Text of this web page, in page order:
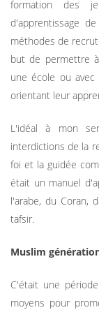
formation des
d'apprentissage
méthodes de
but de permettre
une école ou
orientant leur
L'idéal à mon
interdictions de la
foi et la guidée
était un manuel
l'arabe, du Coran,
tafsir.
Muslim
C'était une
moyens pour